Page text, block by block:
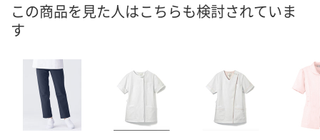
お届け日
数量
カゴへ カゴへ カ
この商品を見た人はこちらも検討されていま
す